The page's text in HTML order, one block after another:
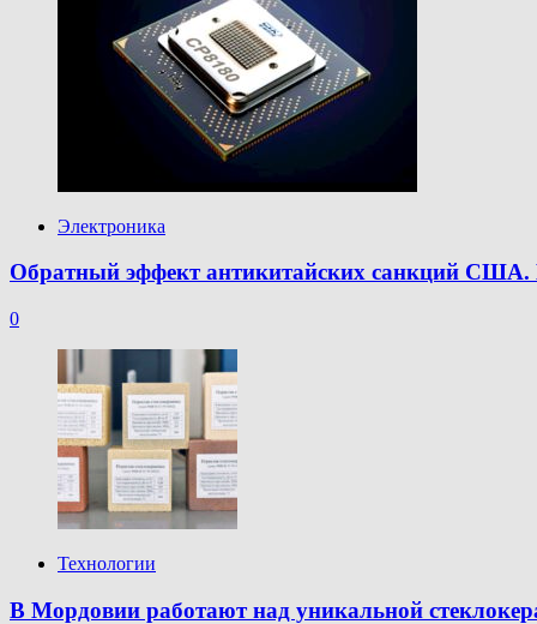
Электроника
Обратный эффект антикитайских санкций
0
Технологии
В Мордовии работают над уникальной